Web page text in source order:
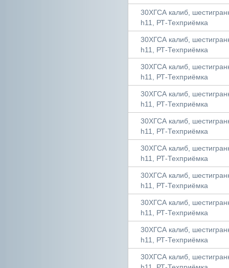
30ХГСА калиб,
h11, РТ-Техприёмка
30ХГСА калиб,
h11, РТ-Техприёмка
30ХГСА калиб,
h11, РТ-Техприёмка
30ХГСА калиб,
h11, РТ-Техприёмка
30ХГСА калиб,
h11, РТ-Техприёмка
30ХГСА калиб,
h11, РТ-Техприёмка
30ХГСА калиб,
h11, РТ-Техприёмка
30ХГСА калиб,
h11, РТ-Техприёмка
30ХГСА калиб,
h11, РТ-Техприёмка
30ХГСА калиб,